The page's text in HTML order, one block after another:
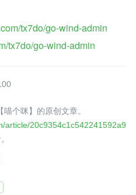
tx7do/go-wind-admin
tx7do/go-wind-admin
个咪】的原创文章。
article/20c9354c1c542241592a9